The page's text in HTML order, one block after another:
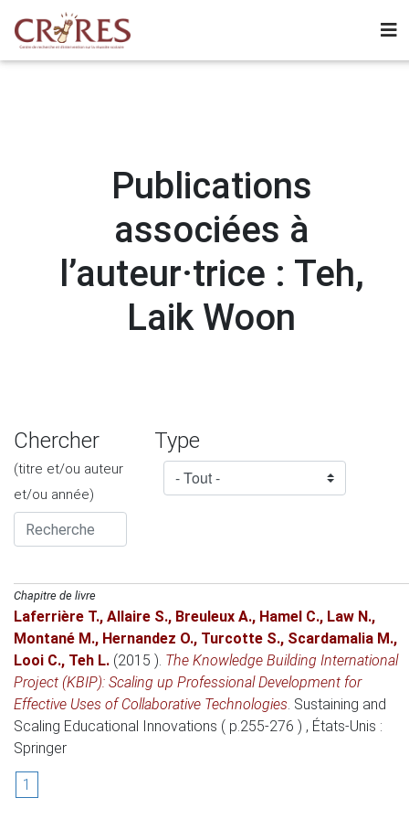
Publications
associées à
l’auteur·trice : Teh,
Laik Woon
Chercher
(titre et/ou auteur
et/ou année)
Type
Chapitre de livre
Laferrière T., Allaire S., Breuleux A., Hamel C., Law N.,
Montané M., Hernandez O., Turcotte S., Scardamalia M.,
Looi C., Teh L. (2015 ). The Knowledge Building International
Project (KBIP): Scaling up Professional Development for
Effective Uses of Collaborative Technologies. Sustaining and
Scaling Educational Innovations ( p.255-276 ) , États-Unis :
Springer
1